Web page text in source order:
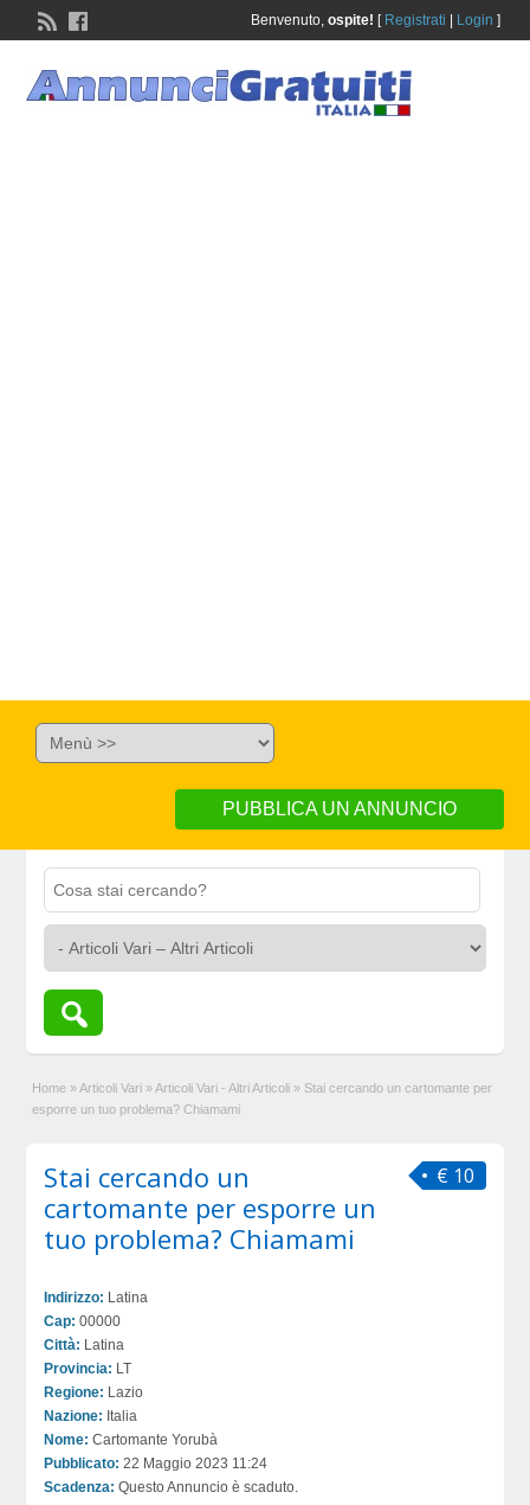
Benvenuto, ospite! [ Registrati Login ]
PUBBLICA UN ANNUNCIO
Home » Articoli Vari » Articoli Vari - Altri Articoli » Stai cercando un cartomante per
esporre un tuo problema? Chiamami
€ 10
Stai cercando un
cartomante per esporre un
tuo problema? Chiamami
Indirizzo: Latina
Cap: 00000
Città: Latina
Provincia: LT
Regione: Lazio
Nazione: Italia
Nome: Cartomante Yorubà
Pubblicato: 22 Maggio 2023 11:24
Scadenza: Questo Annuncio è scaduto.